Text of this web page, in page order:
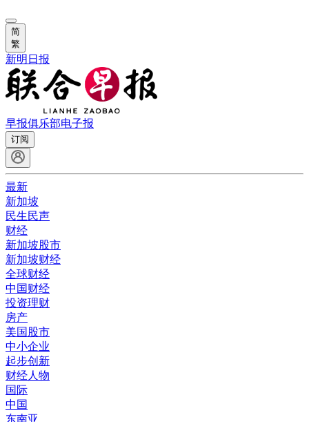
简
繁
新明日报
早报俱乐部电子报
订阅
最新
新加坡
民生民声
财经
新加坡股市
新加坡财经
全球财经
中国财经
投资理财
房产
美国股市
中小企业
起步创新
财经人物
国际
中国
东南亚